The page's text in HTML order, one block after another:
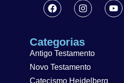
Categorias
Antigo Testamento
Novo Testamento
Catecismo Heidelberg